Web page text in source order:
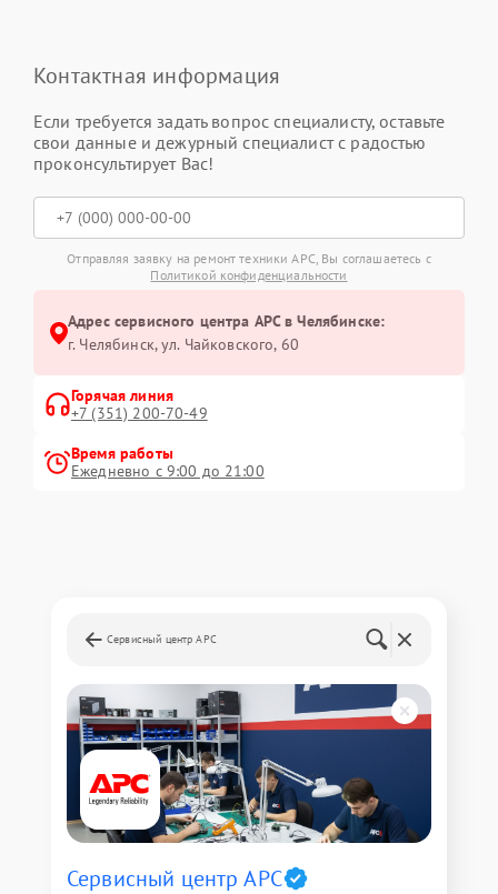
Контактная информация
Если требуется задать вопрос специалисту, оставьте
свои данные и дежурный специалист с радостью
проконсультирует Вас!
Отправляя заявку на ремонт техники APC, Вы соглашаетесь с
Политикой конфиденциальности
Адрес сервисного центра APC в Челябинске:
г. Челябинск, ул. Чайковского, 60
Горячая линия
+7 (351) 200-70-49
Время работы
Ежедневно с 9:00 до 21:00
Сервисный центр APC
Сервисный центр APC